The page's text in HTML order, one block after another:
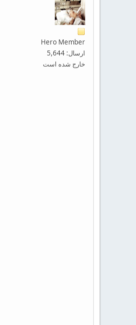
Hero Member
ارسال: 5,644
خارج شده است